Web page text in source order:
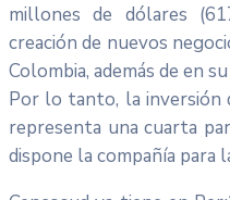
millones de dólares
creación de nuevos
Colombia, además de en
Por lo tanto, la inversión
representa una cuarta
dispone la compañía para